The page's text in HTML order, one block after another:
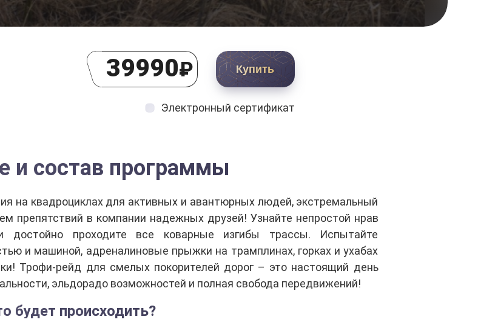
39990₽ Купить
Электронный сертификат
и состав программы
на квадроциклах для активных и авантюрных людей, экстремальный
препятствий в компании надежных друзей! Узнайте непростой нрав
и достойно проходите все коварные изгибы трассы. Испытайте
и машиной, адреналиновые прыжки на трамплинах, горках и ухабах
Трофи-рейд для смелых покорителей дорог – это настоящий день
эльдорадо возможностей и полная свобода передвижений!
будет происходить?